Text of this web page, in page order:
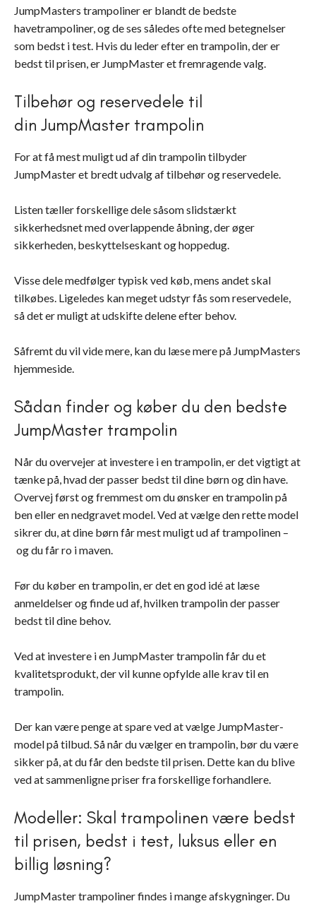
JumpMasters trampoliner er blandt de bedste
havetrampoliner, og de ses således ofte med betegnelser
som bedst i test. Hvis du leder efter en trampolin, der er
bedst til prisen, er JumpMaster et fremragende valg.
Tilbehør og reservedele til
din JumpMaster trampolin
For at få mest muligt ud af din trampolin tilbyder
JumpMaster et bredt udvalg af tilbehør og reservedele.
Listen tæller forskellige dele såsom slidstærkt
sikkerhedsnet med overlappende åbning, der øger
sikkerheden, beskyttelseskant og hoppedug.
Visse dele medfølger typisk ved køb, mens andet skal
tilkøbes. Ligeledes kan meget udstyr fås som reservedele,
så det er muligt at udskifte delene efter behov.
Såfremt du vil vide mere, kan du læse mere på JumpMasters
hjemmeside.
Sådan finder og køber du den bedste
JumpMaster trampolin
Når du overvejer at investere i en trampolin, er det vigtigt at
tænke på, hvad der passer bedst til dine børn og din have.
Overvej først og fremmest om du ønsker en trampolin på
ben eller en nedgravet model. Ved at vælge den rette model
sikrer du, at dine børn får mest muligt ud af trampolinen –
og du får ro i maven.
Før du køber en trampolin, er det en god idé at læse
anmeldelser og finde ud af, hvilken trampolin der passer
bedst til dine behov.
Ved at investere i en JumpMaster trampolin får du et
kvalitetsprodukt, der vil kunne opfylde alle krav til en
trampolin.
Der kan være penge at spare ved at vælge JumpMaster-
model på tilbud. Så når du vælger en trampolin, bør du være
sikker på, at du får den bedste til prisen. Dette kan du blive
ved at sammenligne priser fra forskellige forhandlere.
Modeller: Skal trampolinen være bedst
til prisen, bedst i test, luksus eller en
billig løsning?
JumpMaster trampoliner findes i mange afskygninger. Du